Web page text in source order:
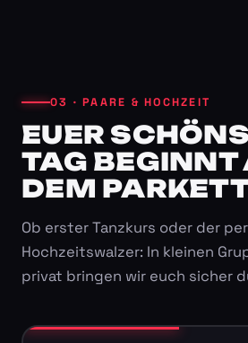
03 · PAARE & HOCHZEIT
EUER
TAG BEGINNT
DEM
Ob erster Tanzkurs oder der
Hochzeitswalzer: In kleinen
privat bringen wir euch sicher